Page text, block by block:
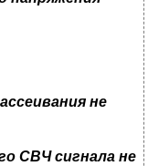
не
СВЧ сигнала не